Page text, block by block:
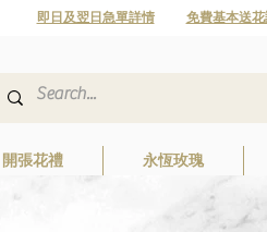
即日及翌日急單詳情 免費基本送
開張花禮 永恆玫瑰